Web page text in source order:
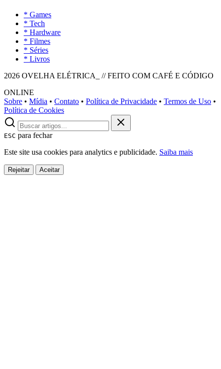
* Games
* Tech
* Hardware
* Filmes
* Séries
* Livros
2026 OVELHA ELÉTRICA_ // FEITO COM CAFÉ E CÓDIGO
ONLINE
Sobre • Mídia • Contato • Política de Privacidade • Termos de Uso •
Política de Cookies
ESC para fechar
Este site usa cookies para analytics e publicidade. Saiba mais
Rejeitar Aceitar